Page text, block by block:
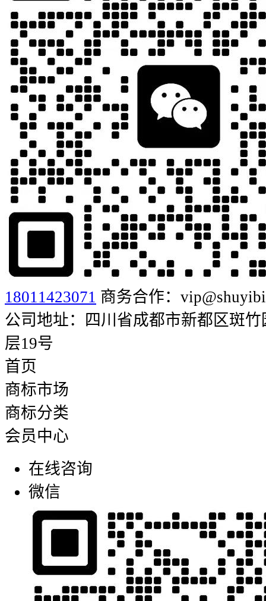
18011423071 商务合作：
公司地址：四川省成都市新都区斑
层19号
首页
商标市场
商标分类
会员中心
在线咨询
微信